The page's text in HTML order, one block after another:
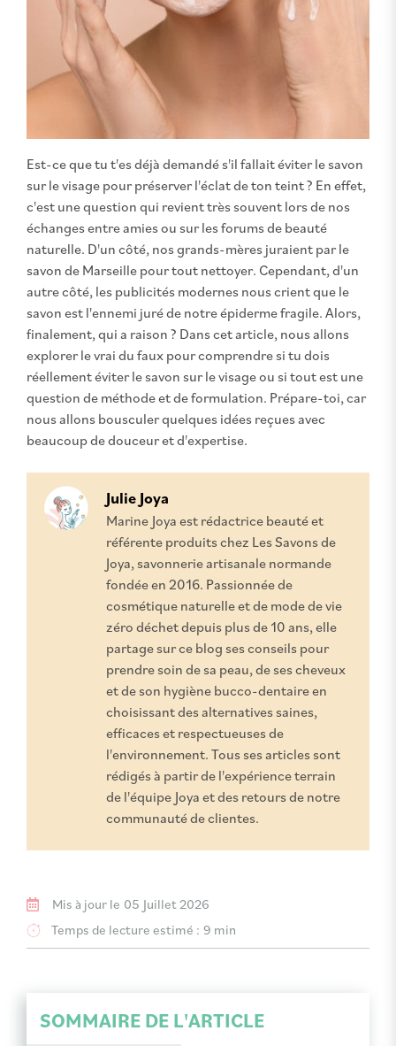
Est-ce que tu t'es déjà demandé s'il fallait éviter le savon
sur le visage pour préserver l'éclat de ton teint ? En effet,
c'est une question qui revient très souvent lors de nos
échanges entre amies ou sur les forums de beauté
naturelle. D'un côté, nos grands-mères juraient par le
savon de Marseille pour tout nettoyer. Cependant, d'un
autre côté, les publicités modernes nous crient que le
savon est l'ennemi juré de notre épiderme fragile. Alors,
finalement, qui a raison ? Dans cet article, nous allons
explorer le vrai du faux pour comprendre si tu dois
réellement éviter le savon sur le visage ou si tout est une
question de méthode et de formulation. Prépare-toi, car
nous allons bousculer quelques idées reçues avec
beaucoup de douceur et d'expertise.
Julie Joya
Marine Joya est rédactrice beauté et
référente produits chez Les Savons de
Joya, savonnerie artisanale normande
fondée en 2016. Passionnée de
cosmétique naturelle et de mode de vie
zéro déchet depuis plus de 10 ans, elle
partage sur ce blog ses conseils pour
prendre soin de sa peau, de ses cheveux
et de son hygiène bucco-dentaire en
choisissant des alternatives saines,
efficaces et respectueuses de
l'environnement. Tous ses articles sont
rédigés à partir de l'expérience terrain
de l'équipe Joya et des retours de notre
communauté de clientes.
Mis à jour le 05 Juillet 2026
Temps de lecture estimé : 9 min
SOMMAIRE DE L'ARTICLE